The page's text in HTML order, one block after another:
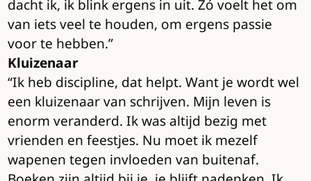
dacht ik, ik blink ergens in uit. Zó voelt het om
van iets veel te houden, om ergens passie
voor te hebben.”
Kluizenaar
“Ik heb discipline, dat helpt. Want je wordt wel
een kluizenaar van schrijven. Mijn leven is
enorm veranderd. Ik was altijd bezig met
vrienden en feestjes. Nu moet ik mezelf
wapenen tegen invloeden van buitenaf.